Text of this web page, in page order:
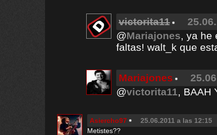
victorita11
@Mariajones, ya he
faltas! walt_k que
Mariajones
@victorita11, BAAH
Asiercho97
25.06.2011 a las 12:15
Metistes??